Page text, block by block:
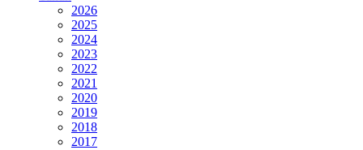
2026
2025
2024
2023
2022
2021
2020
2019
2018
2017